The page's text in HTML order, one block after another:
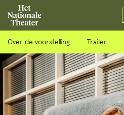
Over de voorstelling Trailer